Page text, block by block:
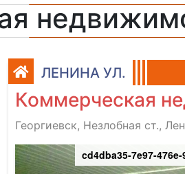
ЛЕНИНА УЛ.
Коммерческая
Георгиевск, Незлобная ст.,
cd4dba35-7e97-